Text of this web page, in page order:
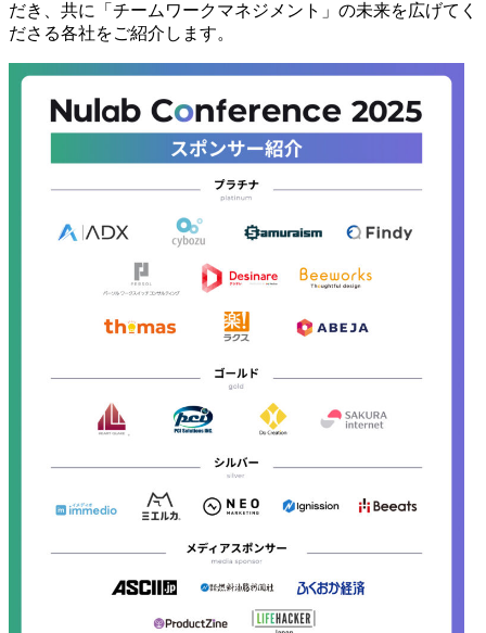
だき、共に「チームワークマネジメント」の未来を広げてく
ださる各社をご紹介します。